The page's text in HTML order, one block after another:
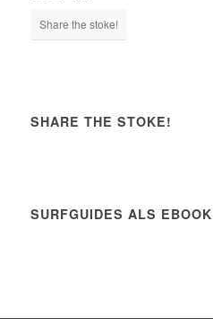
Share the stoke!
SHARE THE STOKE!
SURFGUIDES ALS EBOOK